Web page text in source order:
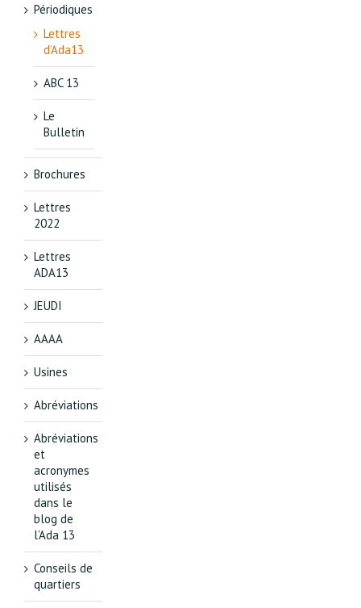
Périodiques
Lettres
d’Ada13
ABC 13
Le
Bulletin
Brochures
Lettres
2022
Lettres
ADA13
JEUDI
AAAA
Usines
Abréviations
Abréviations
et
acronymes
utilisés
dans le
blog de
l’Ada 13
Conseils de
quartiers